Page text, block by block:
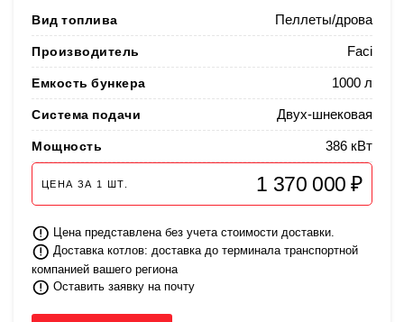
Вид топлива Пеллеты/дрова
Производитель Faci
Емкость бункера 1000 л
Система подачи Двух-шнековая
Мощность 386 кВт
ЦЕНА ЗА 1 ШТ. 1 370 000 ₽
Цена представлена без учета стоимости доставки.
Доставка котлов: доставка до терминала транспортной
компанией вашего региона
Оставить заявку на почту